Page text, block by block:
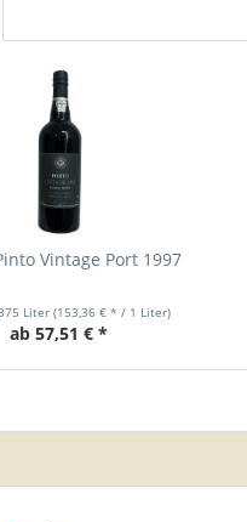
Vintage Port 1997
Liter (153,36 € * / 1 Liter)
ab 57,51 € *